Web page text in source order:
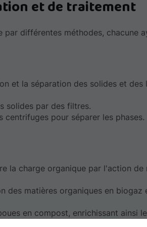
et de traitement
par différentes méthodes, chacune
et la séparation des solides et des
solides par des filtres.
pour séparer les phases.
la charge organique par l'action
des matières organiques en
en compost, enrichissant ainsi